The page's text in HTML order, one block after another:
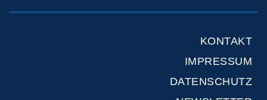
KONTAKT
IMPRESSUM
DATENSCHUTZ